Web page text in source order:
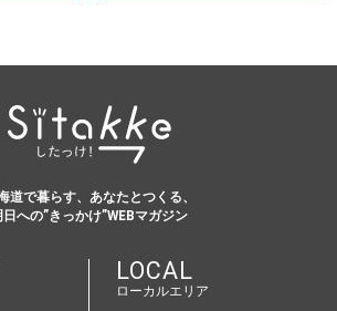
道で暮らす、あなたとつくる、
日への”きっかけ”WEBマガジン
LOCAL
ローカルエリア